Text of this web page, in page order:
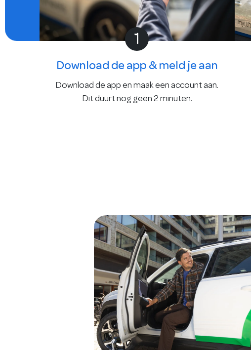
1
Download de app & meld je aan
Download de app en maak een account aan.
Dit duurt nog geen 2 minuten.